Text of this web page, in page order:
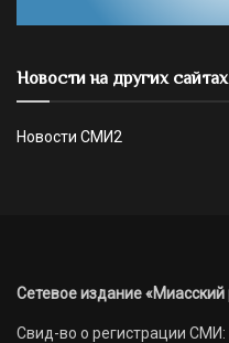
Новости на других сайтах
Новости СМИ2
Сетевое издание «Миасский
Свид-во о регистрации